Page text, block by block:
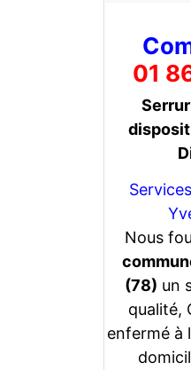
01
Nous
(78) un
qualité,
enfermé à